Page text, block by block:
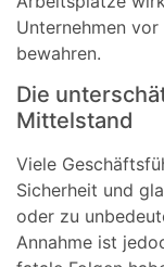
Unternehmen
bewahren.
Die
Mittelstand
Viele
Sicherheit und
oder zu
Annahme ist